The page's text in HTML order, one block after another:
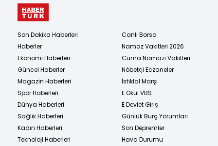
Son Dakika Haberleri
Haberler
Ekonomi Haberleri
Güncel Haberler
Magazin Haberleri
Spor Haberleri
Dünya Haberleri
Sağlık Haberleri
Kadın Haberleri
Teknoloji Haberleri
Canlı Borsa
Namaz Vakitleri 2026
Cuma Namazı Vakitleri
Nöbetçi Eczaneler
İstiklal Marşı
E Okul VBS
E Devlet Giriş
Günlük Burç Yorumları
Son Depremler
Hava Durumu